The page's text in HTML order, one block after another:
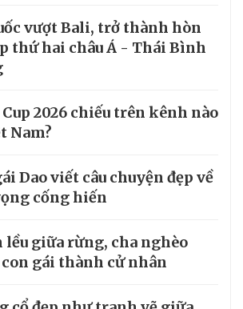
vượt Bali, trở thành hòn
thứ hai châu Á - Thái Bình
2026 chiếu trên kênh nào
Nam?
Dao viết câu chuyện đẹp về
cống hiến
lều giữa rừng, cha nghèo
gái thành cử nhân